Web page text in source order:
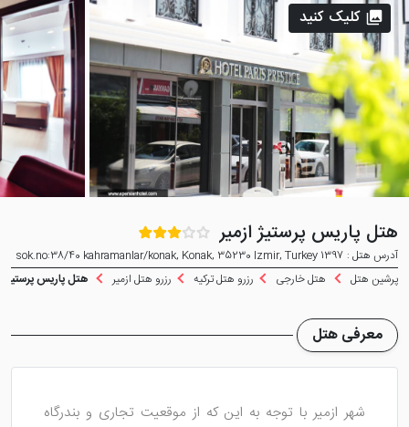
هتل پاریس پرستیژ ازمیر
آدرس هتل : 1397 sok.no:38/40 kahramanlar/konak, Konak, 35230 Izmir, Turkey
پرشین هتل
هتل خارجی رزرو هتل ترکیه رزرو هتل ازمیر هتل پاریس پرستیژ
کلیک کنید
معرفی هتل
شهر ازمیر با توجه به این که از موقعیت تجاری و بندرگاه